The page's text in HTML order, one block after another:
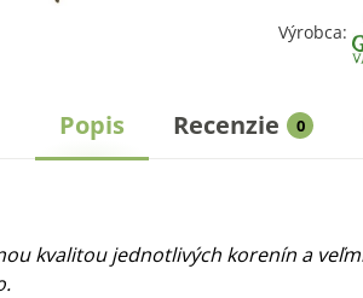
Výrobca:
Popis Recenzie 0
kvalitou jednotlivých korenín a